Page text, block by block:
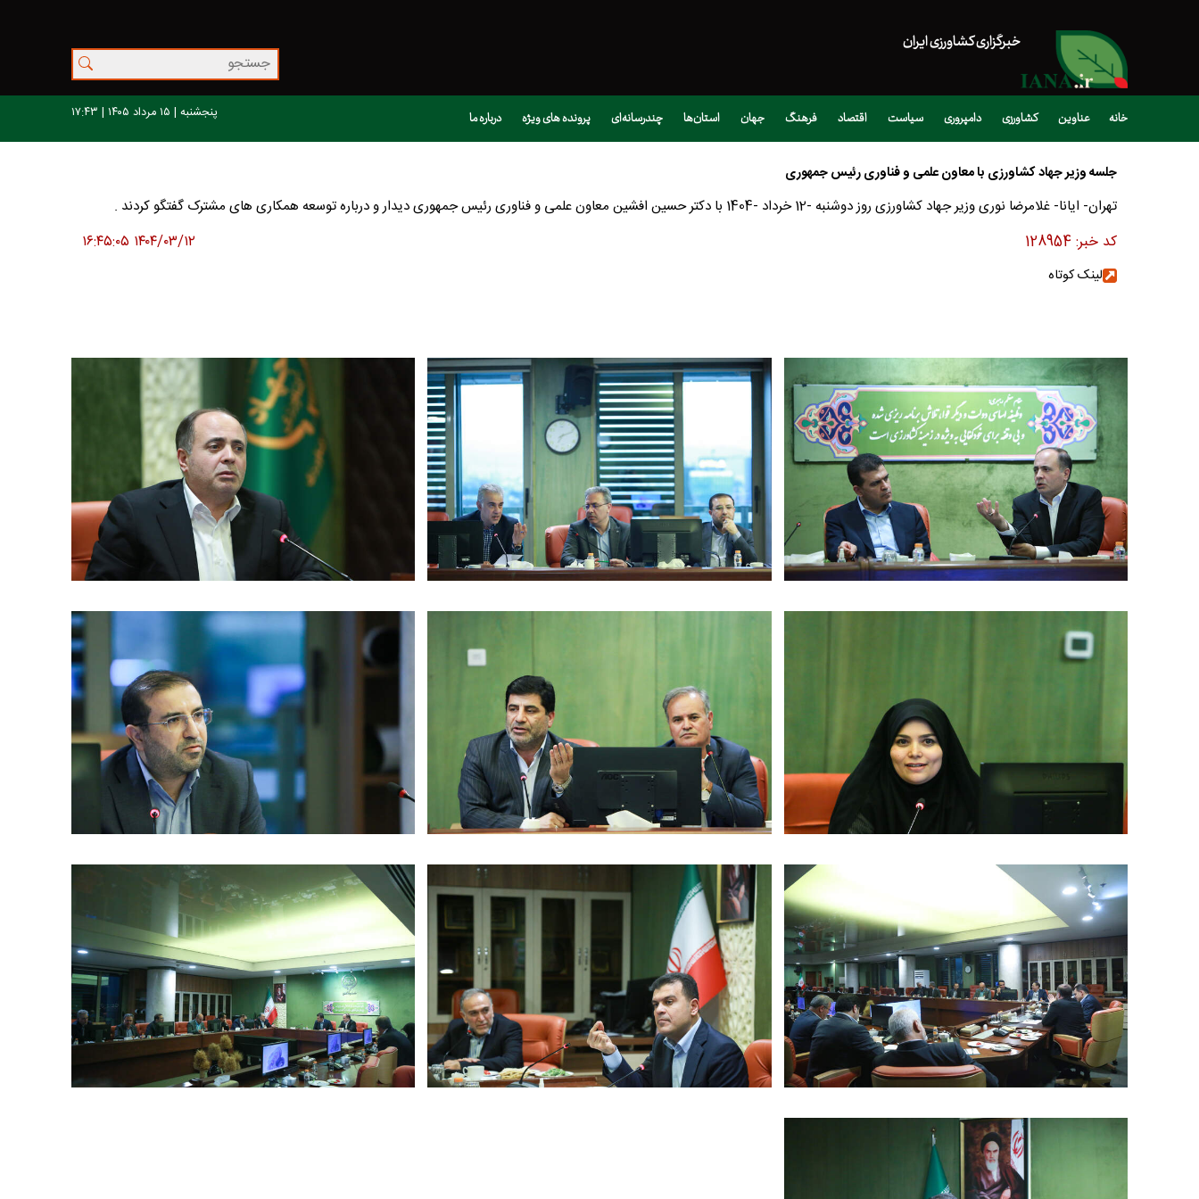
خبرگزاری کشاورزی ایران
خانه عناوین کشاورزی دامپروری سیاست اقتصاد فرهنگ جهان استان‌ها چندرسانه‌ای پرونده های ویژه درباره ما پنجشنبه | ۱۵ مرداد ۱۴۰۵ | ۱۷:۴۳
جلسه وزیر جهاد کشاورزی با معاون علمی و فناوری رئیس جمهوری
تهران- ایانا- غلامرضا نوری وزیر جهاد کشاورزی روز دوشنبه -12 خرداد -1404 با دکتر حسین افشین معاون علمی و فناوری رئیس جمهوری دیدار و درباره توسعه همکاری های مشترک گفتگو کردند .
کد خبر:128954 ۱۴۰۴/۰۳/۱۲ ۱۶:۴۵:۰۵
لینک کوتاه